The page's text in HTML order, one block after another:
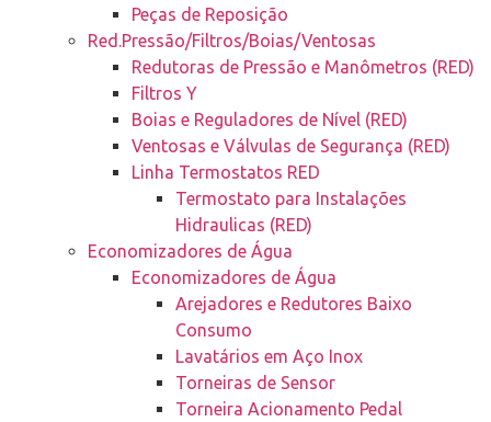
Peças de Reposição
Red.Pressão/Filtros/Boias/Ventosas
Redutoras de Pressão e Manômetros (RED)
Filtros Y
Boias e Reguladores de Nível (RED)
Ventosas e Válvulas de Segurança (RED)
Linha Termostatos RED
Termostato para Instalações
Hidraulicas (RED)
Economizadores de Água
Economizadores de Água
Arejadores e Redutores Baixo
Consumo
Lavatários em Aço Inox
Torneiras de Sensor
Torneira Acionamento Pedal